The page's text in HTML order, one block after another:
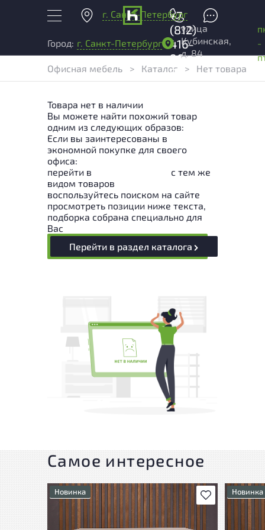
г. Санкт-Петербург
+7
(812)
416-
96-
99
Город: г. Санкт-Петербург
улица
Кубинская,
д. 84
-
Офисная мебель
> Каталог > Нет товара
Товара нет в наличии
Вы можете найти похожий товар
одним из следующих образов:
Если вы заинтересованы в
экономной покупке для своего
офиса:
перейти в
с тем же
видом товаров
воспользуйтесь поиском на сайте
просмотреть позиции ниже текста,
подборка собрана специально для
Вас
Перейти в раздел каталога
Самое интересное
В избранное
Новинка Новинка